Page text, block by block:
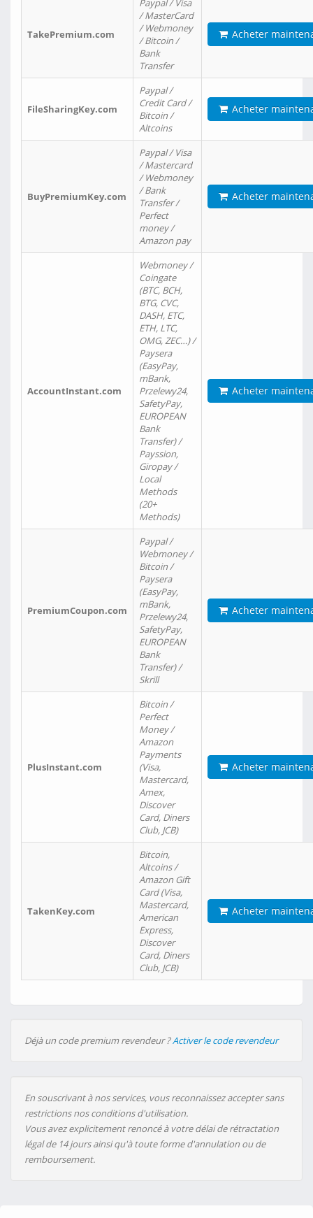
TakePremium.com
Paypal / Visa
/ MasterCard
/ Webmoney
/ Bitcoin /
Bank
Transfer
Acheter
FileSharingKey.com
Paypal /
Credit Card /
Bitcoin /
Altcoins
Acheter
BuyPremiumKey.com
Paypal / Visa
/ Mastercard
/ Webmoney
/ Bank
Transfer /
Perfect
money /
Amazon pay
Acheter
AccountInstant.com
Webmoney /
Coingate
(BTC, BCH,
BTG, CVC,
DASH, ETC,
ETH, LTC,
OMG, ZEC…) /
Paysera
(EasyPay,
mBank,
Przelewy24,
SafetyPay,
EUROPEAN
Bank
Transfer) /
Payssion,
Giropay /
Local
Methods
(20+
Methods)
Acheter
PremiumCoupon.com
Paypal /
Webmoney /
Bitcoin /
Paysera
(EasyPay,
mBank,
Przelewy24,
SafetyPay,
EUROPEAN
Bank
Transfer) /
Skrill
Acheter
PlusInstant.com
Bitcoin /
Perfect
Money /
Amazon
Payments
(Visa,
Mastercard,
Amex,
Discover
Card, Diners
Club, JCB)
Acheter
TakenKey.com
Bitcoin,
Altcoins /
Amazon Gift
Card (Visa,
Mastercard,
American
Express,
Discover
Card, Diners
Club, JCB)
Acheter
Déjà un code premium revendeur ?Activer le code revendeur
En souscrivant à nos services, vous reconnaissez accepter sans
restrictions nos conditions d'utilisation.
Vous avez explicitement renoncé à votre délai de rétractation
légal de 14 jours ainsi qu'à toute forme d'annulation ou de
remboursement.